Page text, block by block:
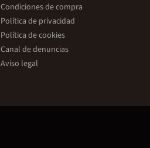
Condiciones de compra
Política de privacidad
Política de cookies
Canal de denuncias
Aviso legal